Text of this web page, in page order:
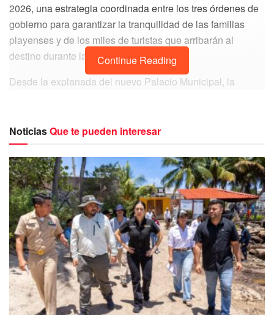
2026, una estrategia coordinada entre los tres órdenes de
gobierno para garantizar la tranquilidad de las familias
playenses y de los miles de turistas que arribarán al
destino durante la temporada vacacional.
Desde la explanada del nuevo Palacio Municipal, la
afluencia turística y a que será sede de concentración de
la Selección Nacional de Uruguay durante la Copa
Mundial de la FIFA 2026, situación que obliga a reforzar
las acciones preventivas y la capacidad de respuesta ante
cualquier emergencia.
“Este escenario nos exige redoblar esfuerzos y mantener
una coordinación institucional efectiva para garantizar la
seguridad, el orden y la tranquilidad tanto de nuestra gente
como de quienes nos visitan”, afirmó.
Continue Reading
NoticiasQue te pueden interesar